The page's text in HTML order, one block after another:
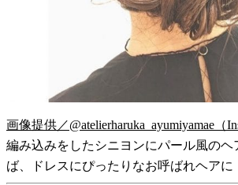
画像提供／@atelierharuka_ayumiyamae（
編み込みをしたシニヨンにパール風のヘ
ば、ドレスにぴったりなお呼ばれヘアに